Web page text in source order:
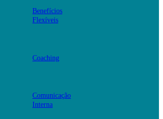
Benefícios
Flexíveis
Coaching
Comunicação
Interna